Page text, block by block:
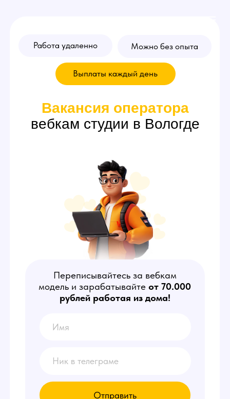
Вакансия оператора
Переписывайтесь за вебкам
модель и зарабатывайтеот 70.000
рублей работая из дома!